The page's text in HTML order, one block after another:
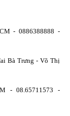
- 0886388888 -
Bà Trưng - Võ Thị
- 08.65711573 -